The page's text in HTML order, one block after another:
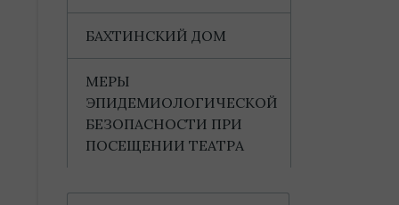
БАХТИНСКИЙ ДОМ
МЕРЫ
ЭПИДЕМИОЛОГИЧЕСКОЙ
БЕЗОПАСНОСТИ ПРИ
ПОСЕЩЕНИИ ТЕАТРА